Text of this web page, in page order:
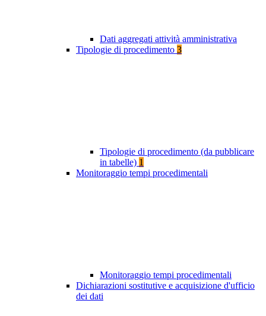
Dati aggregati attività amministrativa
Tipologie di procedimento 3
Tipologie di procedimento (da pubblicare
in tabelle) 1
Monitoraggio tempi procedimentali
Monitoraggio tempi procedimentali
Dichiarazioni sostitutive e acquisizione d'ufficio
dei dati